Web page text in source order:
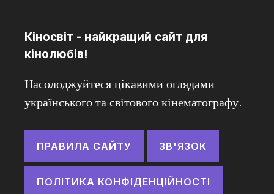
Кіносвіт - найкращий сайт для
кінолюбів!
Насолоджуйтеся цікавими оглядами
українського та світового кінематографу.
ПРАВИЛА САЙТУ ЗВ'ЯЗОК
ПОЛІТИКА КОНФІДЕНЦІЙНОСТІ